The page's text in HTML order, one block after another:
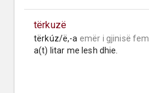
tërkuzë
tërkúz/ë,-a emër i gjinisë
a(t) litar me lesh dhie.